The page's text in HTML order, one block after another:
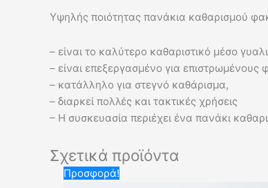
Υψηλής ποιότητας πανάκια καθαρισμού
– είναι το καλύτερο καθαριστικό μέσο
– είναι επεξεργασμένο για επιστρωμένους
– κατάλληλο για στεγνό καθάρισμα,
– διαρκεί πολλές και τακτικές χρήσεις
– Η συσκευασία περιέχει ένα πανάκι
Σχετικά προϊόντα
Προσφορά!Original
price